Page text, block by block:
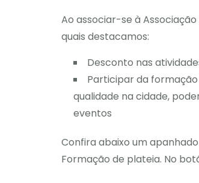
Ao associar-se à
quais destacamos:
Desconto nas
Participar da
qualidade na cidade,
eventos
Confira abaixo um
Formação de plateia. No